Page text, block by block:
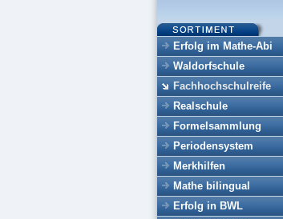
Erfolg im Mathe-Abi
Waldorfschule
Fachhochschulreife
Realschule
Formelsammlung
Periodensystem
Merkhilfen
Mathe bilingual
Erfolg in BWL